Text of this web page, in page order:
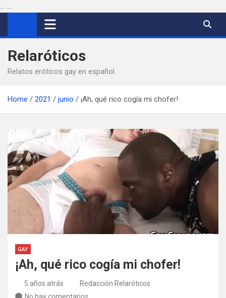
... ...
Relaróticos
Relatos eróticos gay en español
Home 2021 junio ¡Ah, qué rico cogía mi chofer!
GAY
¡Ah, qué rico cogía mi chofer!
5 años atrás
Redacción Relaróticos